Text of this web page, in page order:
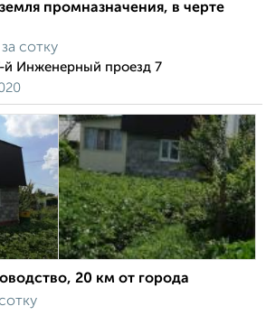
промназначения, в черте
за сотку
й Инженерный проезд 7
20 км от города